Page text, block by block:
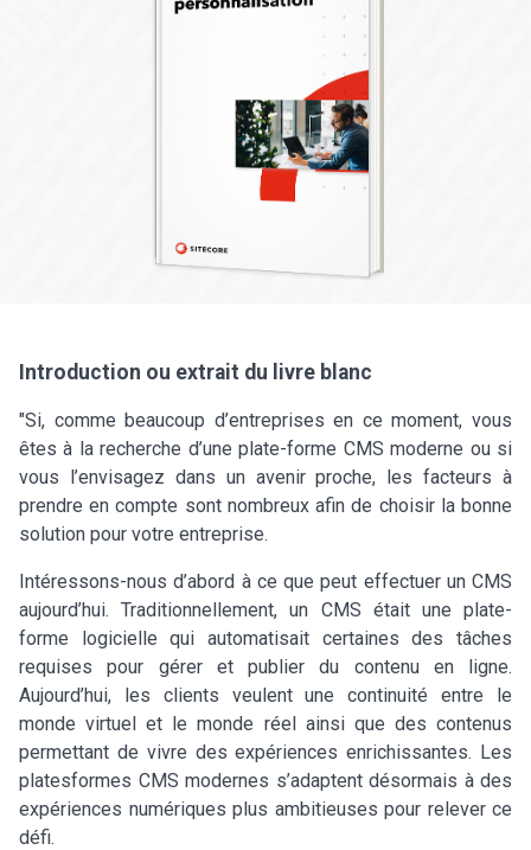
Introduction ou extrait du livre blanc
"Si, comme beaucoup d’entreprises en ce moment, vous
êtes à la recherche d’une plate-forme CMS moderne ou si
vous l’envisagez dans un avenir proche, les facteurs à
prendre en compte sont nombreux afin de choisir la bonne
solution pour votre entreprise.
Intéressons-nous d’abord à ce que peut effectuer un CMS
aujourd’hui. Traditionnellement, un CMS était une plate-
forme logicielle qui automatisait certaines des tâches
requises pour gérer et publier du contenu en ligne.
Aujourd’hui, les clients veulent une continuité entre le
monde virtuel et le monde réel ainsi que des contenus
permettant de vivre des expériences enrichissantes. Les
platesformes CMS modernes s’adaptent désormais à des
expériences numériques plus ambitieuses pour relever ce
défi.